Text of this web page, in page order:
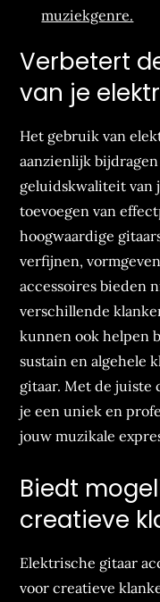
muziekgenre.
Verbetert
van je
Het gebruik van
aanzienlijk
geluidskwaliteit van
toevoegen van
hoogwaardige
verfijnen,
accessoires bieden
verschillende
kunnen ook helpen
sustain en algehele
gitaar. Met de juiste
je een uniek en
jouw muzikale
Biedt
creatieve
Elektrische gitaar
voor creatieve